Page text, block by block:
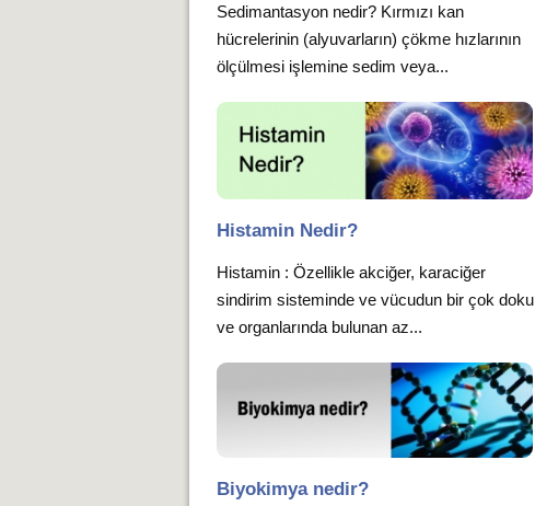
Sedimantasyon nedir? Kırmızı kan
hücrelerinin (alyuvarların) çökme hızlarının
ölçülmesi işlemine sedim veya...
Histamin Nedir?
Histamin : Özellikle akciğer, karaciğer
sindirim sisteminde ve vücudun bir çok doku
ve organlarında bulunan az...
Biyokimya nedir?